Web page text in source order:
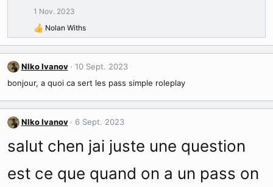
s
:
1 Nov. 2023
R
é
a
c
i
n
s
Nolan Withs
Nlko Ivanov
10 Sept. 2023
bonjour, a quoi ca sert les pass simple roleplay
Nlko Ivanov 6 Sept. 2023
salut chen jai juste une question
est ce que quand on a un pass on